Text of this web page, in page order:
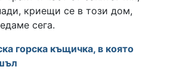
криещи се в този дом,
сега.
горска къщичка, в която